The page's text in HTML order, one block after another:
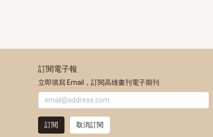
訂閱電子報
立即填寫 Email，訂閱高雄畫刊電子期刊
訂閱 取消訂閱